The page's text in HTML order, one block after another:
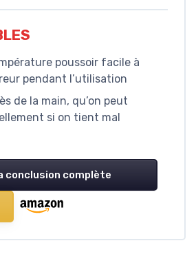
poussoir facile à
pendant l’utilisation
de la main, qu’on peut
si on tient mal
conclusion complète